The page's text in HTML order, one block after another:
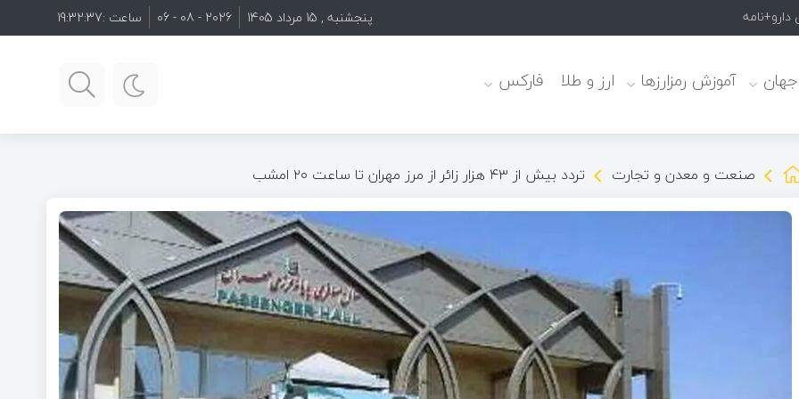
دارو+نامه پنجشنبه , 15 مرداد 1405 2026 - 08 - 06 ساعت :19:32:39
جهان آموزش رمزارزها ارز و طلا فارکس
صنعت و معدن و تجارت تردد بیش از ۴۳ هزار زائر از مرز مهران تا ساعت ۲۰ امشب